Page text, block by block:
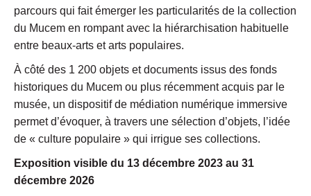
parcours qui fait émerger les particularités de la collection
du Mucem en rompant avec la hiérarchisation habituelle
entre beaux-arts et arts populaires.
À côté des 1 200 objets et documents issus des fonds
historiques du Mucem ou plus récemment acquis par le
musée, un dispositif de médiation numérique immersive
permet d’évoquer, à travers une sélection d’objets, l’idée
de « culture populaire » qui irrigue ses collections.
Exposition visible du 13 décembre 2023 au 31
décembre 2026